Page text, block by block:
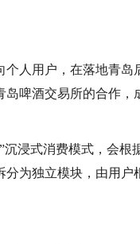
人用户，在落地青
啤酒交易所的合作，
沉浸式消费模式，会
为独立模块，由用